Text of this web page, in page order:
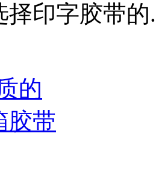
印字胶带的